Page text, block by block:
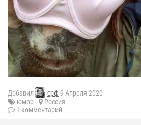
Добавил срф 9 Апреля 2020
юмор
Россия
1 комментарий